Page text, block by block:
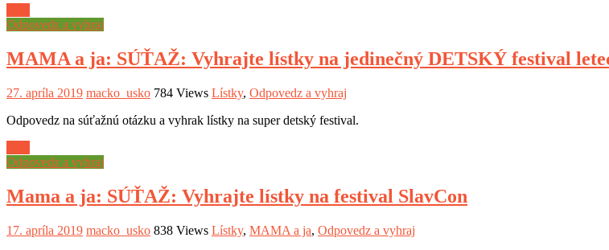
Odpovedz a vyhraj
MAMA a ja: SÚŤAŽ: Vyhrajte lístky na jedinečný DETSKÝ festival
27. apríla 2019 macko_usko 784 Views Lístky, Odpovedz a vyhraj
Odpovedz na súťažnú otázku a vyhrak lístky na super detský festival.
Odpovedz a vyhraj
Mama a ja: SÚŤAŽ: Vyhrajte lístky na festival SlavCon
17. apríla 2019 macko_usko 838 Views Lístky, MAMA a ja, Odpovedz a vyhraj